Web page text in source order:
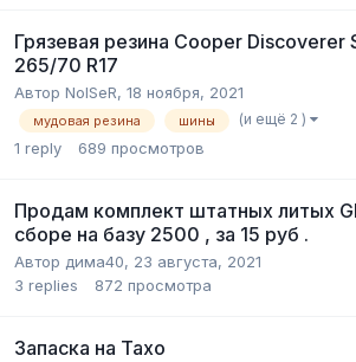
Грязевая резина Cooper Discoverer
265/70 R17
Автор NoISeR, 18 ноября, 2021
мудовая резина шины (и ещё 2 )
1 reply 689 просмотров
Продам комплект штатных литых
сборе на базу 2500 , за 15 руб .
Автор дима40, 23 августа, 2021
3 replies 872 просмотра
Запаска на Тахо